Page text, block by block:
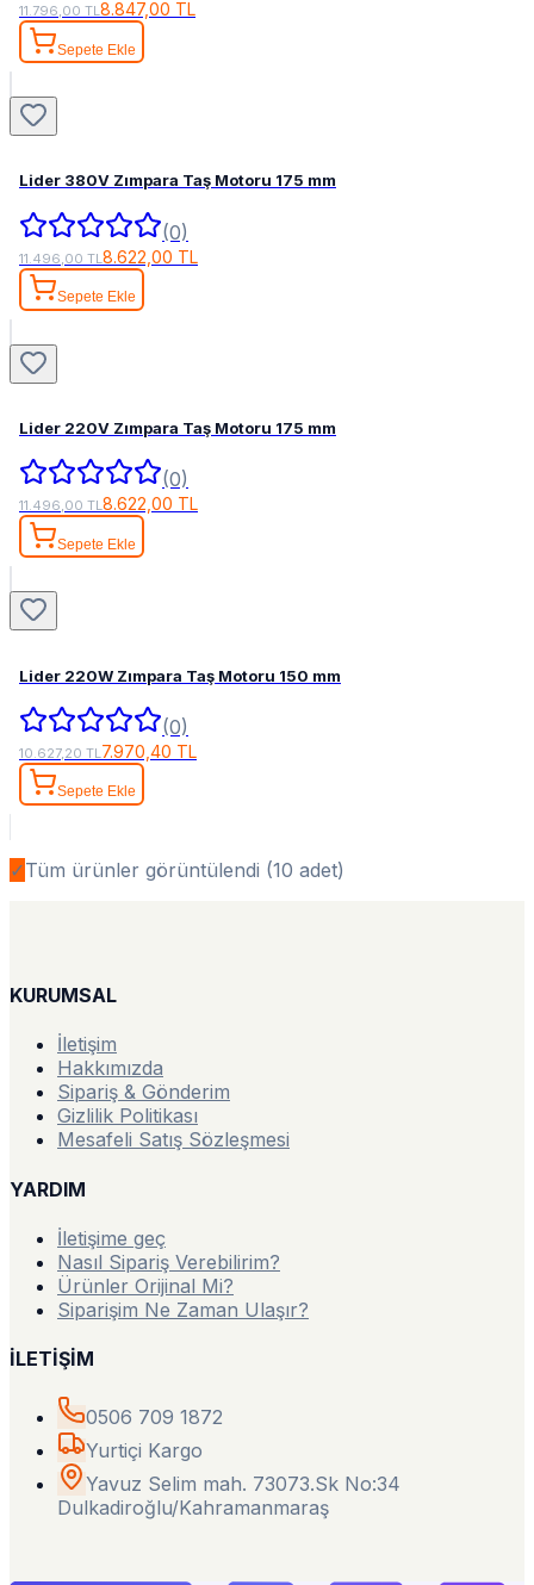
11.796,00 TL8.847,00 TL
Sepete Ekle
Lider 380V Zımpara Taş Motoru 175 mm
(0)
11.496,00 TL 8.622,00 TL
Sepete Ekle
Lider 220V Zımpara Taş Motoru 175 mm
(0)
11.496,00 TL8.622,00 TL
Sepete Ekle
Lider 220W Zımpara Taş Motoru 150 mm
(0)
10.627,20 TL 7.970,40 TL
Sepete Ekle
✓Tüm ürünler görüntülendi (10 adet)
KURUMSAL
İletişim
Hakkımızda
Sipariş & Gönderim
Gizlilik Politikası
Mesafeli Satış Sözleşmesi
YARDIM
İletişime geç
Nasıl Sipariş Verebilirim?
Ürünler Orijinal Mi?
Siparişim Ne Zaman Ulaşır?
İLETİŞİM
0506 709 1872
Yurtiçi Kargo
Yavuz Selim mah. 73073.Sk No:34
Dulkadiroğlu/Kahramanmaraş